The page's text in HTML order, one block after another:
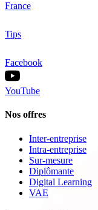
France
Tips
Facebook
YouTube
Nos offres
Inter-entreprise
Intra-entreprise
Sur-mesure
Diplômante
Digital Learning
VAE